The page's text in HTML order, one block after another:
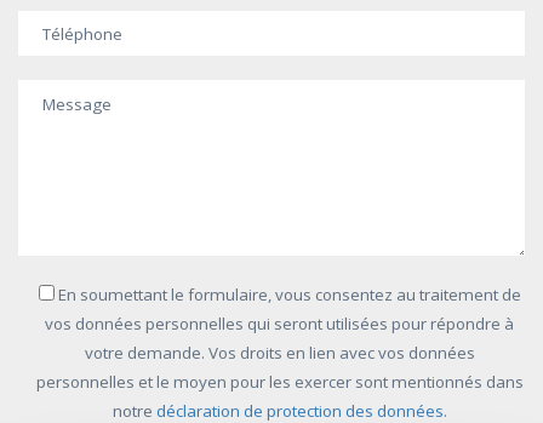
En soumettant le formulaire, vous consentez au traitement de
vos données personnelles qui seront utilisées pour répondre à
votre demande. Vos droits en lien avec vos données
personnelles et le moyen pour les exercer sont mentionnés dans
notre déclaration de protection des données.